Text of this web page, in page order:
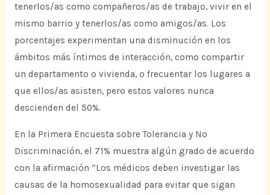
tenerlos/as como compañeros/as de trabajo, vivir en el
mismo barrio y tenerlos/as como amigos/as. Los
porcentajes experimentan una disminución en los
ámbitos más íntimos de interacción, como compartir
un departamento o vivienda, o frecuentar los lugares a
que ellos/as asisten, pero estos valores nunca
descienden del 50%.
En la Primera Encuesta sobre Tolerancia y No
Discriminación, el 71% muestra algún grado de acuerdo
con la afirmación “Los médicos deben investigar las
causas de la homosexualidad para evitar que sigan